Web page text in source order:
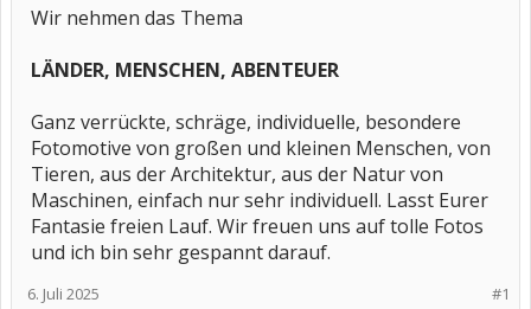
Wir nehmen das Thema
LÄNDER, MENSCHEN, ABENTEUER
Ganz verrückte, schräge, individuelle, besondere
Fotomotive von großen und kleinen Menschen, von
Tieren, aus der Architektur, aus der Natur von
Maschinen, einfach nur sehr individuell. Lasst Eurer
Fantasie freien Lauf. Wir freuen uns auf tolle Fotos
und ich bin sehr gespannt darauf.
#1
6. Juli 2025